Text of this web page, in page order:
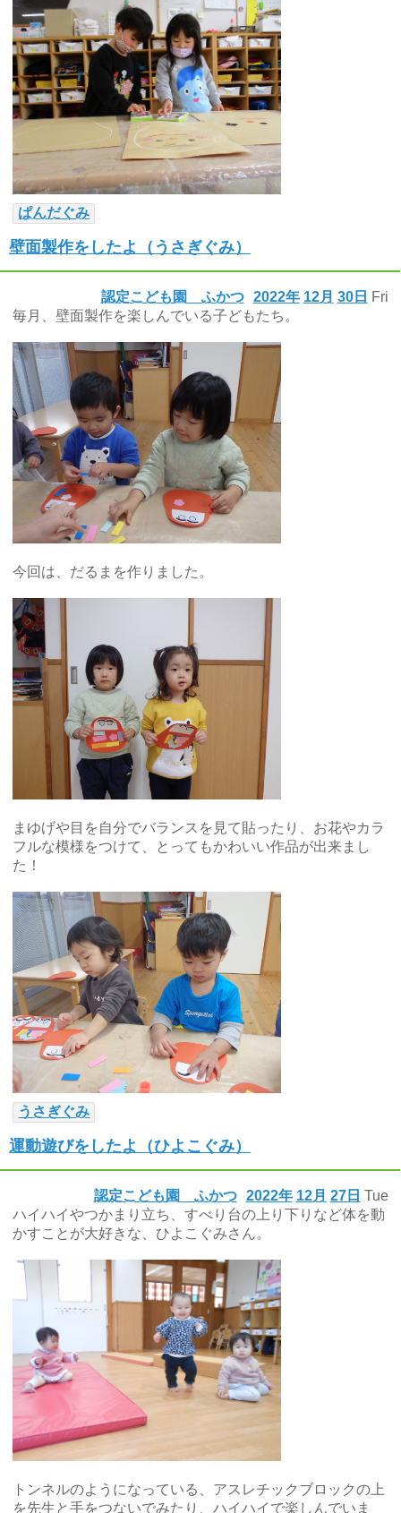
ぱんだぐみ
壁面製作をしたよ（うさぎぐみ）
2022年 12月 30日 Fri
認定こども園 ふかつ
毎月、壁面製作を楽しんでいる子どもたち。
今回は、だるまを作りました。
まゆげや目を自分でバランスを見て貼ったり、お花やカラ
フルな模様をつけて、とってもかわいい作品が出来まし
た！
うさぎぐみ
運動遊びをしたよ（ひよこぐみ）
2022年 12月 27日 Tue
認定こども園 ふかつ
ハイハイやつかまり立ち、すべり台の上り下りなど体を動
かすことが大好きな、ひよこぐみさん。
トンネルのようになっている、アスレチックブロックの上
を先生と手をつないでみたり、ハイハイで楽しんでいま